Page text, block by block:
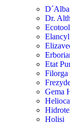
D´Alba
Dr.
Elancyl
Etat
Filorga
Gema
Holisi